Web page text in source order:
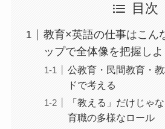
目次
教育×英語の仕事はこん
ップで全体像を把握しよ
公教育・民間教育・
ドで考える
「教える」だけじゃ
育職の多様なロール